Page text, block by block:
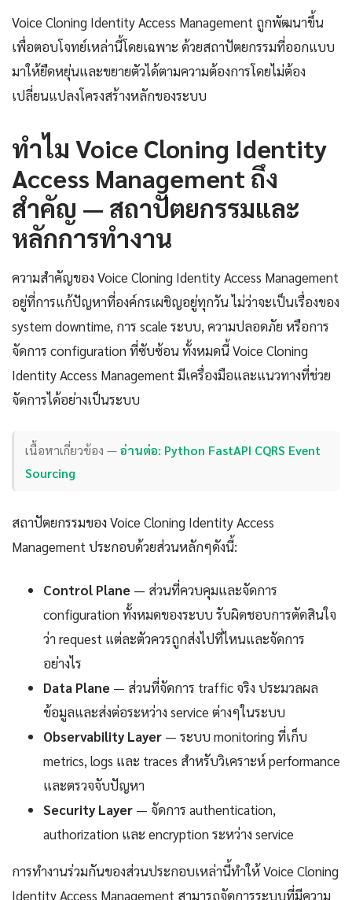
Voice Cloning Identity Access Management ถูกพัฒนาขึ้น
เพื่อตอบโจทย์เหล่านี้โดยเฉพาะ ด้วยสถาปัตยกรรมที่ออกแบบ
มาให้ยืดหยุ่นและขยายตัวได้ตามความต้องการโดยไม่ต้อง
เปลี่ยนแปลงโครงสร้างหลักของระบบ
ทำไม Voice Cloning Identity
Access Management ถึง
สำคัญ — สถาปัตยกรรมและ
หลักการทำงาน
ความสำคัญของ Voice Cloning Identity Access Management
อยู่ที่การแก้ปัญหาที่องค์กรเผชิญอยู่ทุกวัน ไม่ว่าจะเป็นเรื่องของ
system downtime, การ scale ระบบ, ความปลอดภัย หรือการ
จัดการ configuration ที่ซับซ้อน ทั้งหมดนี้ Voice Cloning
Identity Access Management มีเครื่องมือและแนวทางที่ช่วย
จัดการได้อย่างเป็นระบบ
เนื้อหาเกี่ยวข้อง —อ่านต่อ: Python FastAPI CQRS Event
Sourcing
สถาปัตยกรรมของ Voice Cloning Identity Access
Management ประกอบด้วยส่วนหลักๆดังนี้:
Control Plane — ส่วนที่ควบคุมและจัดการ
configuration ทั้งหมดของระบบ รับผิดชอบการตัดสินใจ
ว่า request แต่ละตัวควรถูกส่งไปที่ไหนและจัดการ
อย่างไร
Data Plane — ส่วนที่จัดการ traffic จริง ประมวลผล
ข้อมูลและส่งต่อระหว่าง service ต่างๆในระบบ
Observability Layer — ระบบ monitoring ที่เก็บ
metrics, logs และ traces สำหรับวิเคราะห์ performance
และตรวจจับปัญหา
Security Layer — จัดการ authentication,
authorization และ encryption ระหว่าง service
การทำงานร่วมกันของส่วนประกอบเหล่านี้ทำให้ Voice Cloning
Identity Access Management สามารถจัดการระบบที่มีความ